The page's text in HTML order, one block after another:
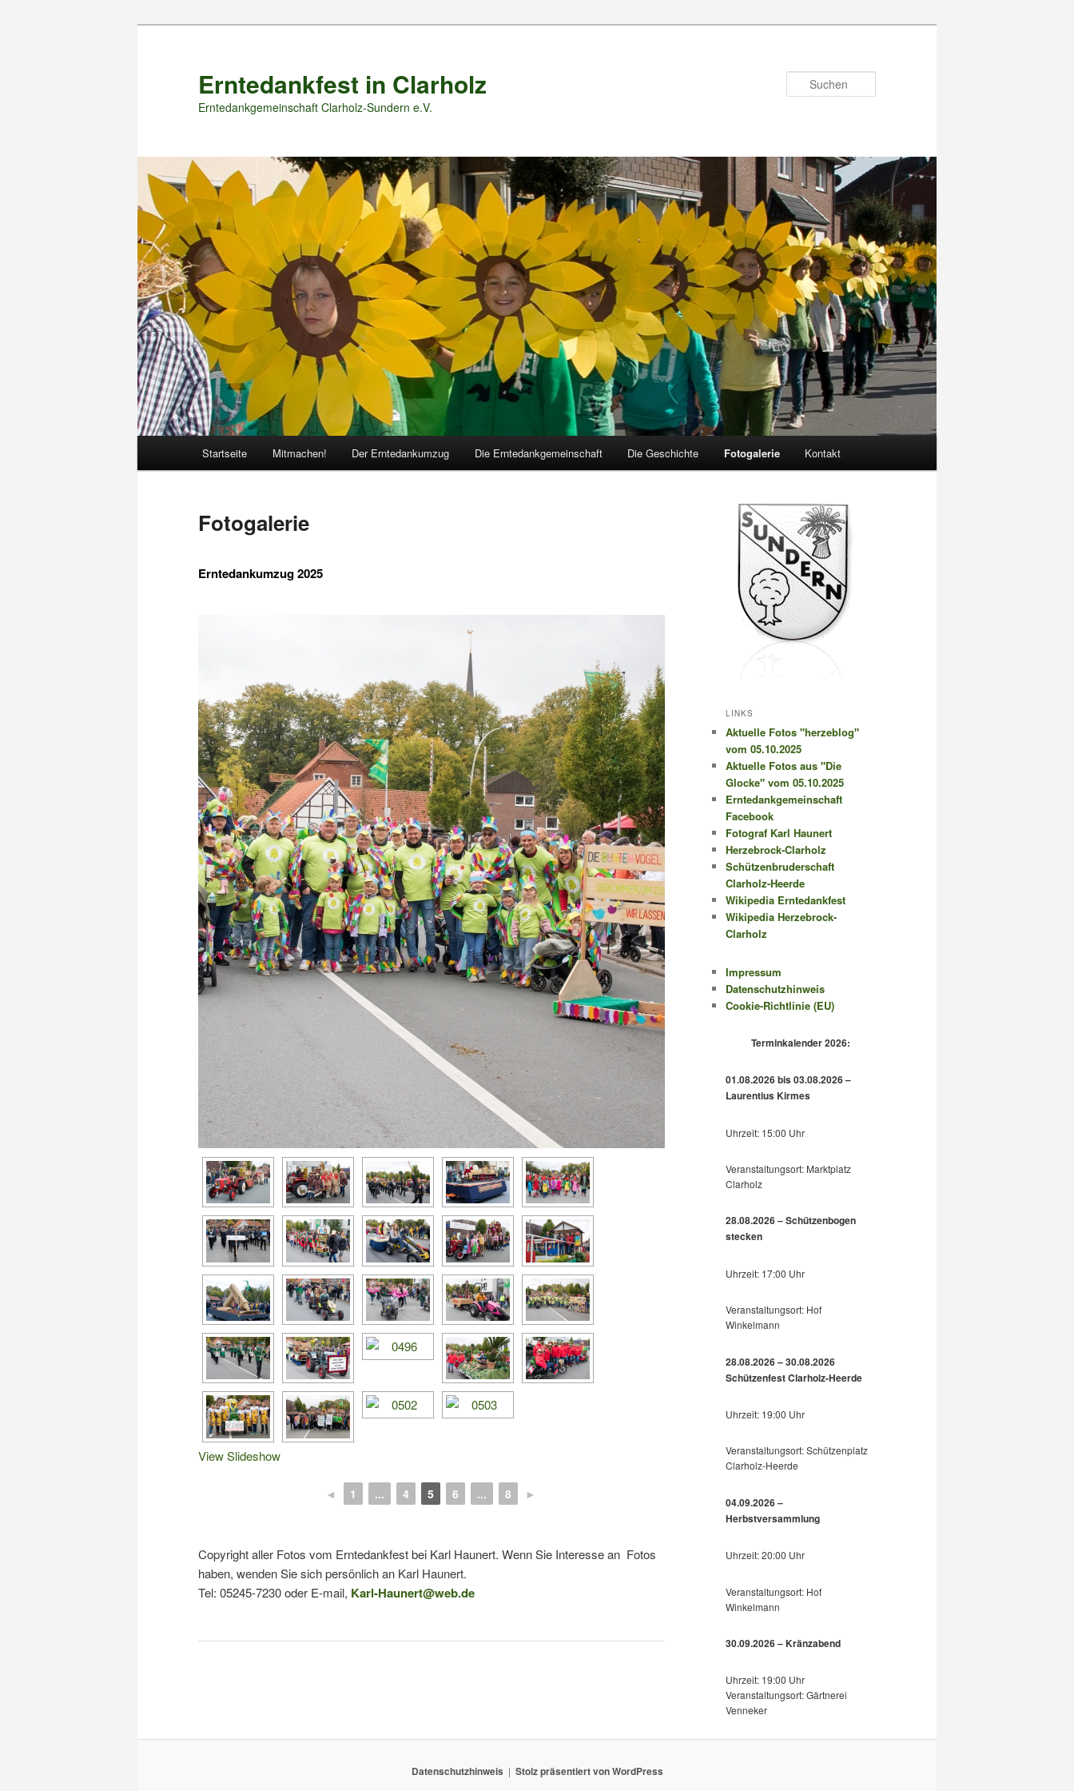
Erntedankfest in Clarholz
Erntedankgemeinschaft Clarholz-Sundern e.V.
Startseite Mitmachen! Der Erntedankumzug Die Erntedankgemeinschaft Die Geschichte Fotogalerie Kontakt
Fotogalerie
Erntedankumzug 2025
View Slideshow
◄ 1 ... 4 5 6 ... 8 ►
Copyright aller Fotos vom Erntedankfest bei Karl Haunert. Wenn Sie Interesse an Fotos
haben, wenden Sie sich persönlich an Karl Haunert.
Tel: 05245-7230 oder E-mail, Karl-Haunert@web.de
LINKS
Aktuelle Fotos "herzeblog"
vom 05.10.2025
Aktuelle Fotos aus "Die
Glocke" vom 05.10.2025
Erntedankgemeinschaft
Facebook
Fotograf Karl Haunert
Herzebrock-Clarholz
Schützenbruderschaft
Clarholz-Heerde
Wikipedia Erntedankfest
Wikipedia Herzebrock-
Clarholz
Impressum
Datenschutzhinweis
Cookie-Richtlinie (EU)
Terminkalender 2026:
01.08.2026 bis 03.08.2026 –
Laurentius Kirmes
Uhrzeit: 15:00 Uhr
Veranstaltungsort: Marktplatz
Clarholz
28.08.2026 – Schützenbogen
stecken
Uhrzeit: 17:00 Uhr
Veranstaltungsort: Hof
Winkelmann
28.08.2026 – 30.08.2026
Schützenfest Clarholz-Heerde
Uhrzeit: 19:00 Uhr
Veranstaltungsort: Schützenplatz
Clarholz-Heerde
04.09.2026 –
Herbstversammlung
Uhrzeit: 20:00 Uhr
Veranstaltungsort: Hof
Winkelmann
30.09.2026 – Kränzabend
Uhrzeit: 19:00 Uhr
Veranstaltungsort: Gärtnerei
Venneker
Datenschutzhinweis Stolz präsentiert von WordPress